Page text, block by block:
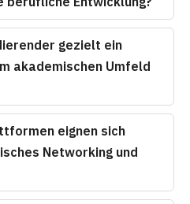
gezielt ein
akademischen Umfeld
eignen sich
Networking und